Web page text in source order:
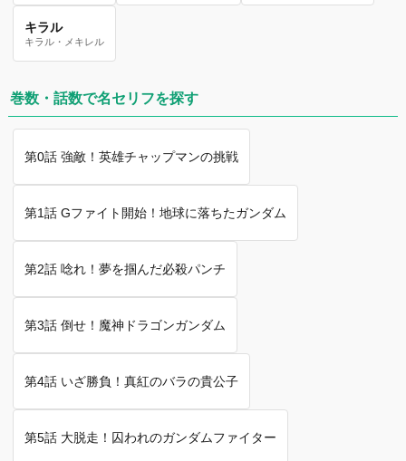
キラル
キラル・メキレル
巻数・話数で名セリフを探す
第0話 強敵！英雄チャップマンの挑戦
第1話 Gファイト開始！地球に落ちたガンダム
第2話 唸れ！夢を掴んだ必殺パンチ
第3話 倒せ！魔神ドラゴンガンダム
第4話 いざ勝負！真紅のバラの貴公子
第5話 大脱走！囚われのガンダムファイター